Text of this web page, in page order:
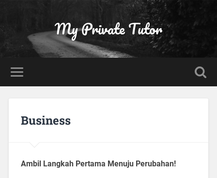
My Private Tutor
Business
Ambil Langkah Pertama Menuju Perubahan!